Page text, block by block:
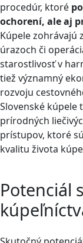
procedúr, ktoré
ochorení, ale aj
Kúpele zohrávajú
úrazoch či
starostlivosť v
tiež významný
rozvoju
Slovenské kúpele
prírodných
prístupov, ktoré
kvalitu života
Potenciál